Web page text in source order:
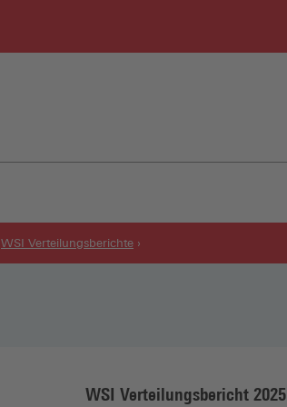
WSI Verteilungsberichte
WSI Verteilungsbericht 2025